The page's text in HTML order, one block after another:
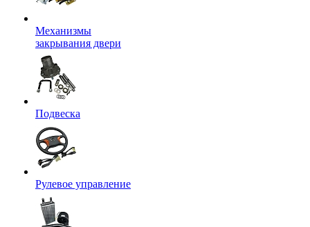
Механизмы
закрывания двери
Подвеска
Рулевое управление